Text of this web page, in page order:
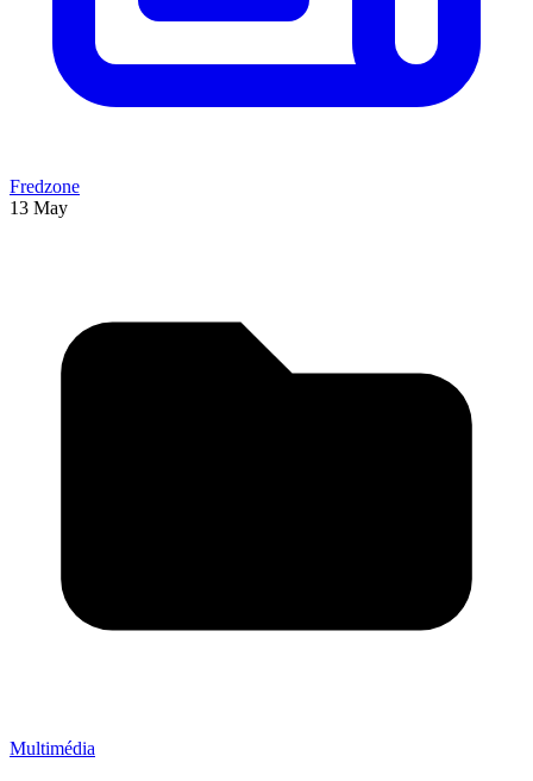
Fredzone
13 May
Multimédia